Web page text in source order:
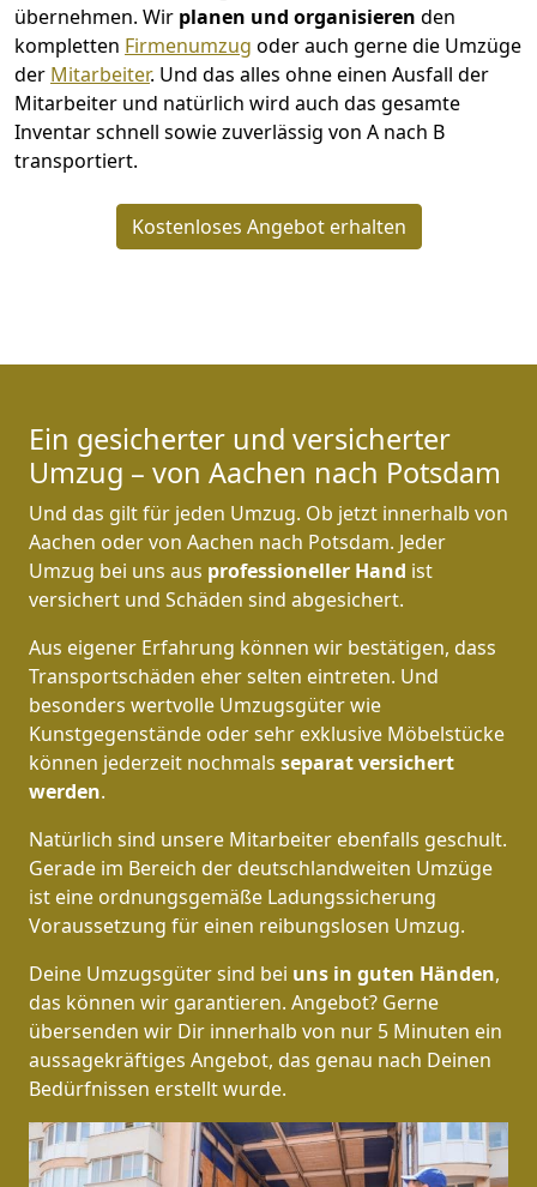
übernehmen. Wir planen und organisieren den
kompletten Firmenumzug oder auch gerne die Umzüge
der Mitarbeiter. Und das alles ohne einen Ausfall der
Mitarbeiter und natürlich wird auch das gesamte
Inventar schnell sowie zuverlässig von A nach B
transportiert.
Kostenloses Angebot erhalten
Ein gesicherter und versicherter
Umzug – von Aachen nach Potsdam
Und das gilt für jeden Umzug. Ob jetzt innerhalb von
Aachen oder von Aachen nach Potsdam. Jeder
Umzug bei uns aus professioneller Hand ist
versichert und Schäden sind abgesichert.
Aus eigener Erfahrung können wir bestätigen, dass
Transportschäden eher selten eintreten. Und
besonders wertvolle Umzugsgüter wie
Kunstgegenstände oder sehr exklusive Möbelstücke
können jederzeit nochmals separat versichert
werden.
Natürlich sind unsere Mitarbeiter ebenfalls geschult.
Gerade im Bereich der deutschlandweiten Umzüge
ist eine ordnungsgemäße Ladungssicherung
Voraussetzung für einen reibungslosen Umzug.
Deine Umzugsgüter sind bei uns in guten Händen,
das können wir garantieren. Angebot? Gerne
übersenden wir Dir innerhalb von nur 5 Minuten ein
aussagekräftiges Angebot, das genau nach Deinen
Bedürfnissen erstellt wurde.